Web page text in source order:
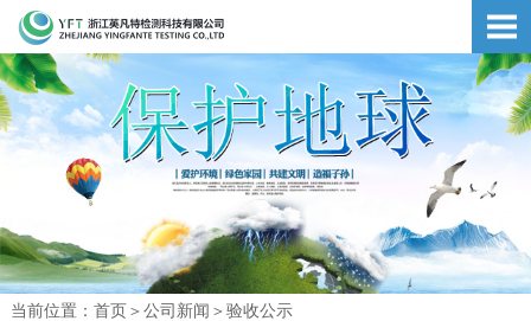
当前位置： 首页 ＞ 公司新闻 ＞ 验收公示